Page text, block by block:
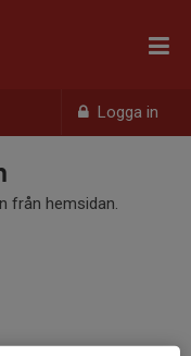
Logga in
från hemsidan.